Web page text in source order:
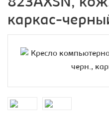
823AXSN,
каркас-